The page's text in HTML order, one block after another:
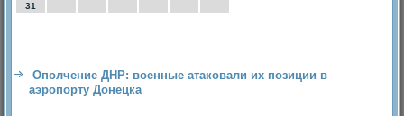
31
Ополчение ДНР: военные атаковали их позиции в
аэропорту Донецка